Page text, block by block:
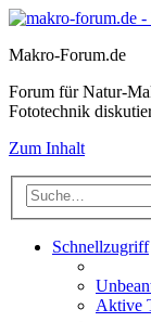
Makro-Forum.de
Forum für Natur-
Fototechnik
Zum Inhalt
Schnellzugriff
Aktive